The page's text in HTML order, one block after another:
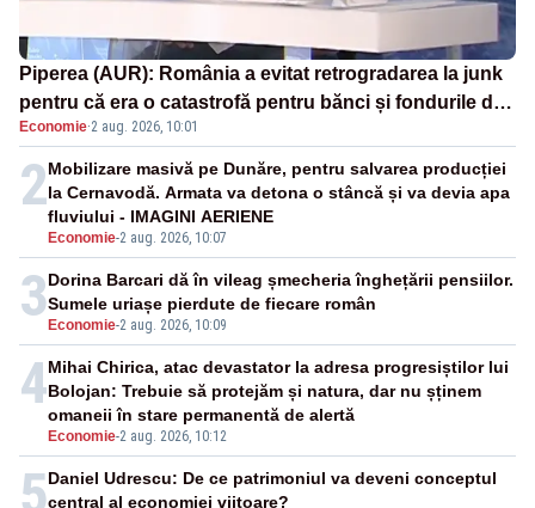
Piperea (AUR): România a evitat retrogradarea la junk
pentru că era o catastrofă pentru bănci și fondurile de
pensii
Economie·2 aug. 2026, 10:01
2
Economie-2 aug. 2026, 10:07
Mobilizare masivă pe Dunăre, pentru salvarea producției
la Cernavodă. Armata va detona o stâncă și va devia apa
fluviului - IMAGINI AERIENE
3Economie-2 aug. 2026, 10:09
Dorina Barcari dă în vileag șmecheria înghețării pensiilor.
Sumele uriașe pierdute de fiecare român
4
Economie-2 aug. 2026, 10:12
Mihai Chirica, atac devastator la adresa progresiștilor lui
Bolojan: Trebuie să protejăm și natura, dar nu șținem
omaneii în stare permanentă de alertă
5Daniel Udrescu: De ce patrimoniul va deveni conceptul
central al economiei viitoare?